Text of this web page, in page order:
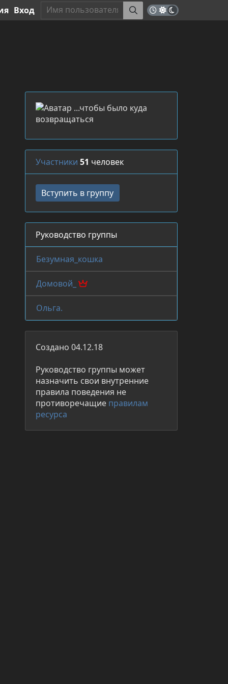
Вход
Участники 51 человек
Руководство группы
Безумная_кошка
Домовой_
Ольга.
Создано 04.12.18
Руководство группы может
назначить свои внутренние
правила поведения не
противоречащие правилам
ресурса